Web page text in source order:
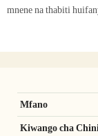
mnene na thabiti
Mfano
Kiwango cha